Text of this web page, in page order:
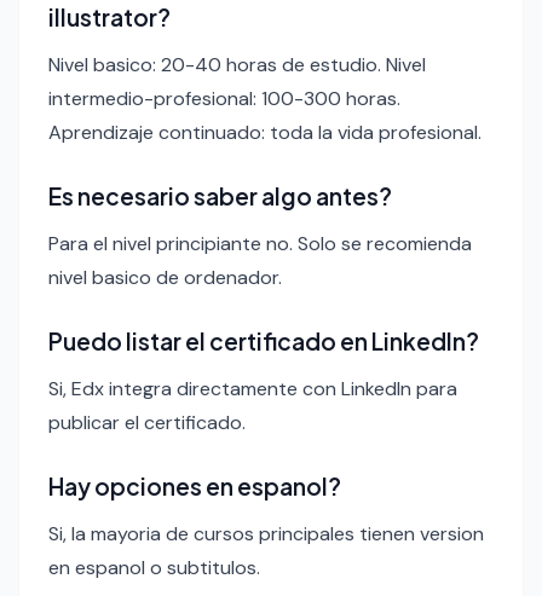
illustrator?
Nivel basico: 20-40 horas de estudio. Nivel
intermedio-profesional: 100-300 horas.
Aprendizaje continuado: toda la vida profesional.
Es necesario saber algo antes?
Para el nivel principiante no. Solo se recomienda
nivel basico de ordenador.
Puedo listar el certificado en LinkedIn?
Si, Edx integra directamente con LinkedIn para
publicar el certificado.
Hay opciones en espanol?
Si, la mayoria de cursos principales tienen version
en espanol o subtitulos.